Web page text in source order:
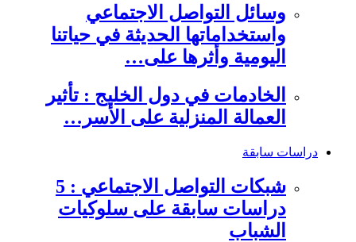
وسائل التواصل الاجتماعي
واستخداماتها الحديثة في حياتنا
اليومية وأثرها على…
الخادمات في دول الخليج : تأثير
العمالة المنزلية على الأسر…
دراسات سابقة
شبكات التواصل الاجتماعي : 5
دراسات سابقة على سلوكيات
الشباب